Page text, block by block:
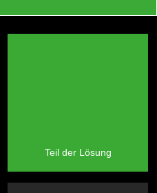
Teil der Lösung